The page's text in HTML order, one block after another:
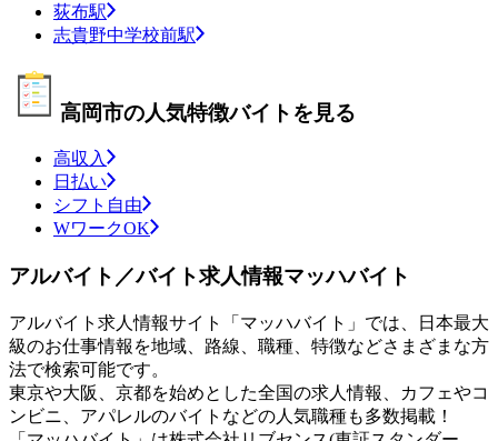
荻布駅
志貴野中学校前駅
高岡市の人気特徴バイトを見る
高収入
日払い
シフト自由
WワークOK
アルバイト／バイト求人情報マッハバイト
アルバイト求人情報サイト「マッハバイト」では、日本最大
級のお仕事情報を地域、路線、職種、特徴などさまざまな方
法で検索可能です。
東京や大阪、京都を始めとした全国の求人情報、カフェやコ
ンビニ、アパレルのバイトなどの人気職種も多数掲載！